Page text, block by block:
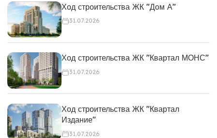
Ход строительства ЖК "Дом А"
31.07.2026
Ход строительства ЖК "Квартал МОНС"
31.07.2026
Ход строительства ЖК "Квартал
Издание"
31.07.2026